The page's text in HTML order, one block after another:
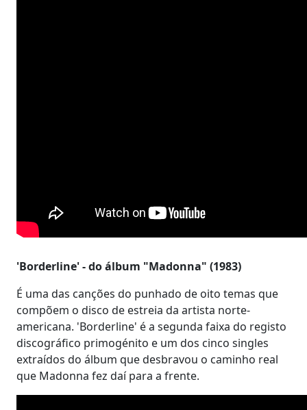
'Borderline' - do álbum "Madonna" (1983)
É uma das canções do punhado de oito temas que
compõem o disco de estreia da artista norte-
americana. 'Borderline' é a segunda faixa do registo
discográfico primogénito e um dos cinco singles
extraídos do álbum que desbravou o caminho real
que Madonna fez daí para a frente.